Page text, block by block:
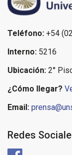
Teléfono: +54
Interno: 5216
Ubicación: 2°
¿Cómo llegar?
Email:
Redes